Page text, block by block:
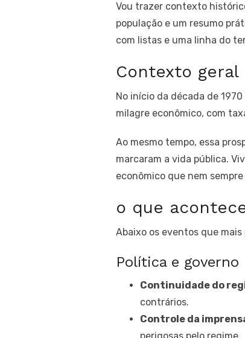
Vou trazer contexto
população e um resumo
com listas e uma linha do
Contexto geral
No início da década de
milagre econômico, com
Ao mesmo tempo, essa
marcaram a vida pública.
econômico que nem
o que
Abaixo os eventos que
Política e governo
Continuidade do
contrários.
Controle da